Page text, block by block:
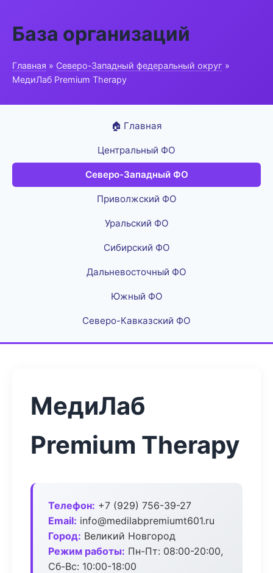
База организаций
Главная » Северо-Западный федеральный округ »
МедиЛаб Premium Therapy
🏠 Главная
Центральный ФО
Северо-Западный ФО
Приволжский ФО
Уральский ФО
Сибирский ФО
Дальневосточный ФО
Южный ФО
Северо-Кавказский ФО
МедиЛаб
Premium Therapy
Телефон: +7 (929) 756-39-27
Email: info@medilabpremiumt601.ru
Город: Великий Новгород
Режим работы: Пн-Пт: 08:00-20:00,
Сб-Вс: 10:00-18:00